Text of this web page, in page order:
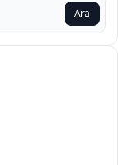
Ara